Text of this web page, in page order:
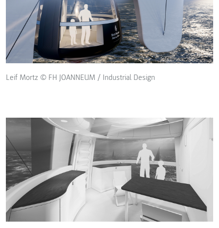
Leif Mortz © FH JOANNEUM / Industrial Design